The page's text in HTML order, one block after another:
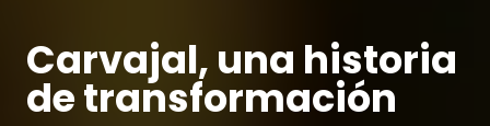
Carvajal, una historia
de transformación